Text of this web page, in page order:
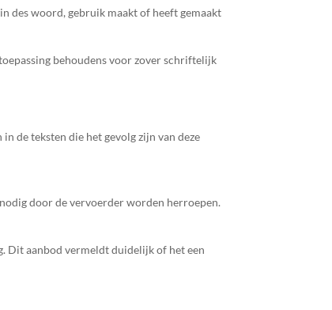
des woord, gebruik maakt of heeft gemaakt
behoudens voor zover schriftelijk
de teksten die het gevolg zijn van deze
door de vervoerder worden herroepen.
Dit aanbod vermeldt duidelijk of het een